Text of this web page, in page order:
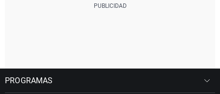
PROGRAMAS